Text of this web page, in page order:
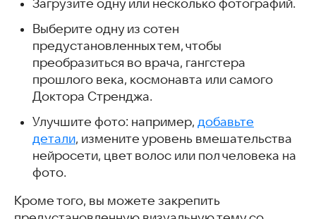
Загрузите одну или несколько фотографий.
Выберите одну из сотен
предустановленных тем, чтобы
преобразиться во врача, гангстера
прошлого века, космонавта или самого
Доктора Стренджа.
Улучшите фото: например, добавьте
детали, измените уровень вмешательства
нейросети, цвет волос или пол человека на
фото.
Кроме того, вы можете закрепить